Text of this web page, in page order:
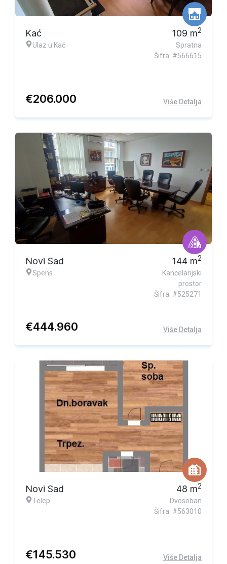
Kać
Ulaz u Kać
109 m2
Spratna
Šifra: #566615
€206.000 Više Detalja
Novi Sad
Spens
144 m2
Kancelarijski
prostor
Šifra: #525271
€444.960 Više Detalja
Novi Sad
Telep
48 m2
Dvosoban
Šifra: #563010
€145.530 Više Detalja